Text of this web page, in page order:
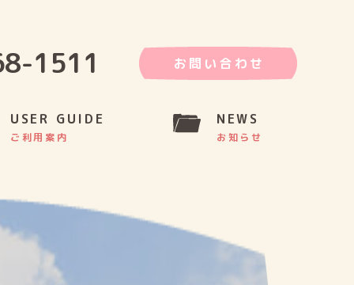
USER GUIDE
ご利用案内
NEWS
お知らせ
1511 お問い合わせ